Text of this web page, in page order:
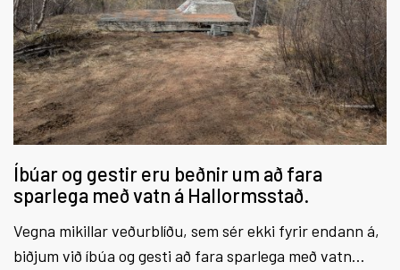
Íbúar og gestir eru beðnir um að fara
sparlega með vatn á Hallormsstað.
Vegna mikillar veðurblíðu, sem sér ekki fyrir endann á,
biðjum við íbúa og gesti að fara sparlega með vatn